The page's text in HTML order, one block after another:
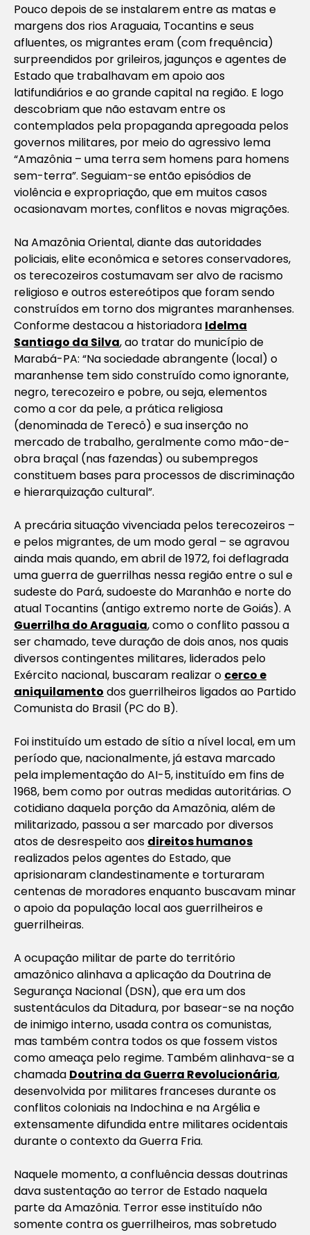
Pouco depois de se instalarem entre as matas e
margens dos rios Araguaia, Tocantins e seus
afluentes, os migrantes eram (com frequência)
surpreendidos por grileiros, jagunços e agentes de
Estado que trabalhavam em apoio aos
latifundiários e ao grande capital na região. E logo
descobriam que não estavam entre os
contemplados pela propaganda apregoada pelos
governos militares, por meio do agressivo lema
“Amazônia – uma terra sem homens para homens
sem-terra”. Seguiam-se então episódios de
violência e expropriação, que em muitos casos
ocasionavam mortes, conflitos e novas migrações.
Na Amazônia Oriental, diante das autoridades
policiais, elite econômica e setores conservadores,
os terecozeiros costumavam ser alvo de racismo
religioso e outros estereótipos que foram sendo
construídos em torno dos migrantes maranhenses.
Conforme destacou a historiadora Idelma
Santiago da Silva, ao tratar do município de
Marabá-PA: “Na sociedade abrangente (local) o
maranhense tem sido construído como ignorante,
negro, terecozeiro e pobre, ou seja, elementos
como a cor da pele, a prática religiosa
(denominada de Terecô) e sua inserção no
mercado de trabalho, geralmente como mão-de-
obra braçal (nas fazendas) ou subempregos
constituem bases para processos de discriminação
e hierarquização cultural”.
A precária situação vivenciada pelos terecozeiros –
e pelos migrantes, de um modo geral – se agravou
ainda mais quando, em abril de 1972, foi deflagrada
uma guerra de guerrilhas nessa região entre o sul e
sudeste do Pará, sudoeste do Maranhão e norte do
atual Tocantins (antigo extremo norte de Goiás). A
Guerrilha do Araguaia, como o conflito passou a
ser chamado, teve duração de dois anos, nos quais
diversos contingentes militares, liderados pelo
Exército nacional, buscaram realizar o cerco e
aniquilamento dos guerrilheiros ligados ao Partido
Comunista do Brasil (PC do B).
Foi instituído um estado de sítio a nível local, em um
período que, nacionalmente, já estava marcado
pela implementação do AI-5, instituído em fins de
1968, bem como por outras medidas autoritárias. O
cotidiano daquela porção da Amazônia, além de
militarizado, passou a ser marcado por diversos
atos de desrespeito aos direitos humanos
realizados pelos agentes do Estado, que
aprisionaram clandestinamente e torturaram
centenas de moradores enquanto buscavam minar
o apoio da população local aos guerrilheiros e
guerrilheiras.
A ocupação militar de parte do território
amazônico alinhava a aplicação da Doutrina de
Segurança Nacional (DSN), que era um dos
sustentáculos da Ditadura, por basear-se na noção
de inimigo interno, usada contra os comunistas,
mas também contra todos os que fossem vistos
como ameaça pelo regime. Também alinhava-se a
chamada Doutrina da Guerra Revolucionária,
desenvolvida por militares franceses durante os
conflitos coloniais na Indochina e na Argélia e
extensamente difundida entre militares ocidentais
durante o contexto da Guerra Fria.
Naquele momento, a confluência dessas doutrinas
dava sustentação ao terror de Estado naquela
parte da Amazônia. Terror esse instituído não
somente contra os guerrilheiros, mas sobretudo